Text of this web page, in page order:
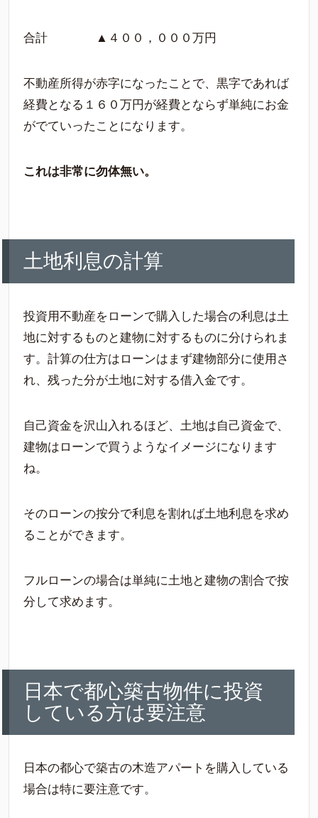
合計 ▲４００，０００万円
不動産所得が赤字になったことで、黒字であれば
経費となる１６０万円が経費とならず単純にお金
がでていったことになります。
これは非常に勿体無い。
土地利息の計算
投資用不動産をローンで購入した場合の利息は土
地に対するものと建物に対するものに分けられま
す。計算の仕方はローンはまず建物部分に使用さ
れ、残った分が土地に対する借入金です。
自己資金を沢山入れるほど、土地は自己資金で、
建物はローンで買うようなイメージになります
ね。
そのローンの按分で利息を割れば土地利息を求め
ることができます。
フルローンの場合は単純に土地と建物の割合で按
分して求めます。
日本で都心築古物件に投資
している方は要注意
日本の都心で築古の木造アパートを購入している
場合は特に要注意です。